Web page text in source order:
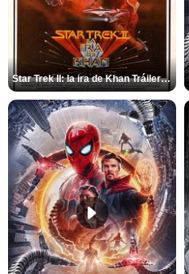
Star Trek II: la ira de Khan Tráiler VO